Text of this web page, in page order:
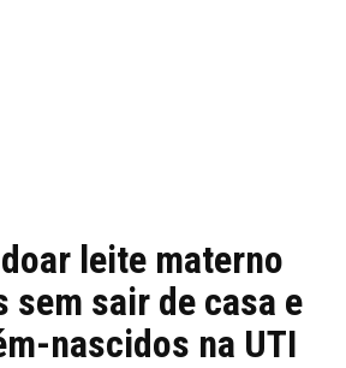
leite materno
sem sair de casa e
nascidos na UTI